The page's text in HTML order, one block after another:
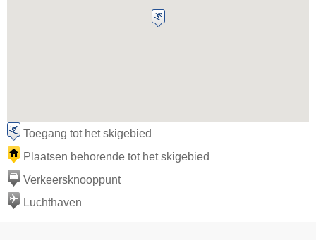
Toegang tot het skigebied
Plaatsen behorende tot het skigebied
Verkeersknooppunt
Luchthaven